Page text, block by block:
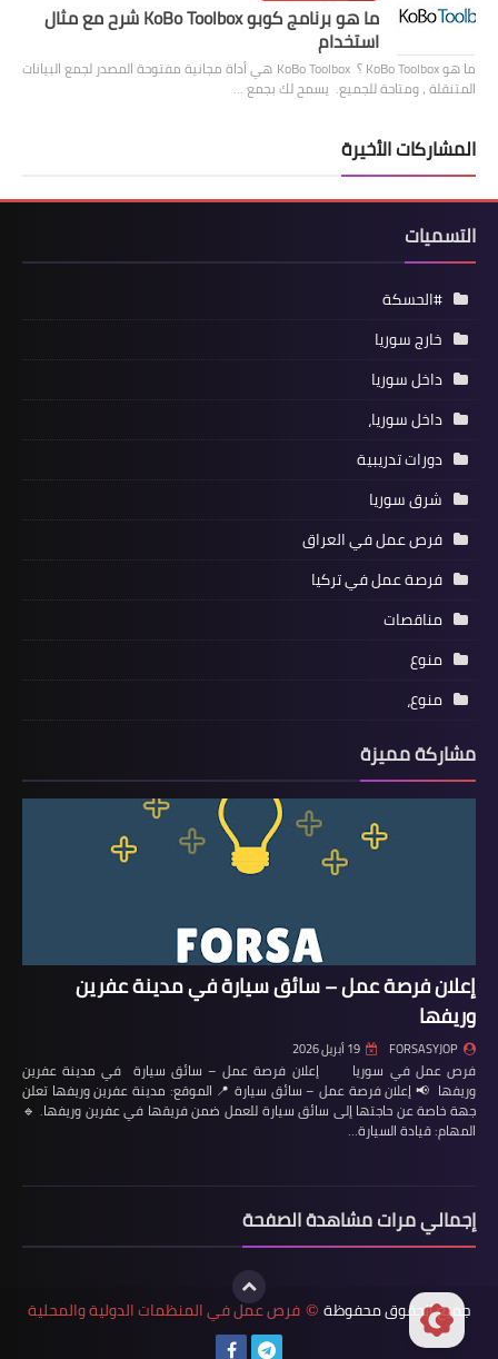
ما هو برنامج كوبو KoBo Toolbox شرح مع مثال
استخدام
ما هو KoBo Toolbox ؟ KoBo Toolbox هي أداة مجانية مفتوحة المصدر لجمع البيانات
المتنقلة ، ومتاحة للجميع. يسمح لك بجمع …
المشاركات الأخيرة
التسميات
#الحسكة
خارج سوريا
داخل سوريا
داخل سوريا،
دورات تدريبية
شرق سوريا
فرص عمل في العراق
فرصة عمل في تركيا
مناقصات
منوع
منوع،
مشاركة مميزة
إعلان فرصة عمل – سائق سيارة في مدينة عفرين
وريفها
FORSASYJOP 19 أبريل 2026
فرص عمل في سوريا إعلان فرصة عمل – سائق سيارة في مدينة عفرين
وريفها 📢 إعلان فرصة عمل – سائق سيارة 📍 الموقع: مدينة عفرين وريفها تعلن
جهة خاصة عن حاجتها إلى سائق سيارة للعمل ضمن فريقها في عفرين وريفها. 🔹
المهام: قيادة السيارة…
إجمالي مرات مشاهدة الصفحة
جميع الحقوق محفوظة © فرص عمل في المنظمات الدولية والمحلية